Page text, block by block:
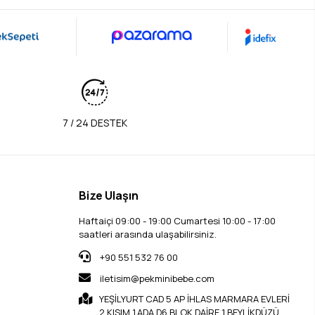
az ama doğru üründür.
şeyi önceden almak yerine, temel
olması ise çok önemlidir.
7 / 24 DESTEK
Bize Ulaşın
Haftaiçi 09:00 - 19:00 Cumartesi 10:00 - 17:00
saatleri arasında ulaşabilirsiniz.
+90 551 532 76 00
iletisim@pekminibebe.com
YEŞİLYURT CAD 5 AP İHLAS MARMARA EVLERİ
2.KISIM 1.ADA D6 BLOK DAİRE 1 BEYLİKDÜZÜ